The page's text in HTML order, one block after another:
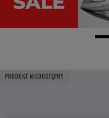
PRODUKT NIEDOSTĘPNY